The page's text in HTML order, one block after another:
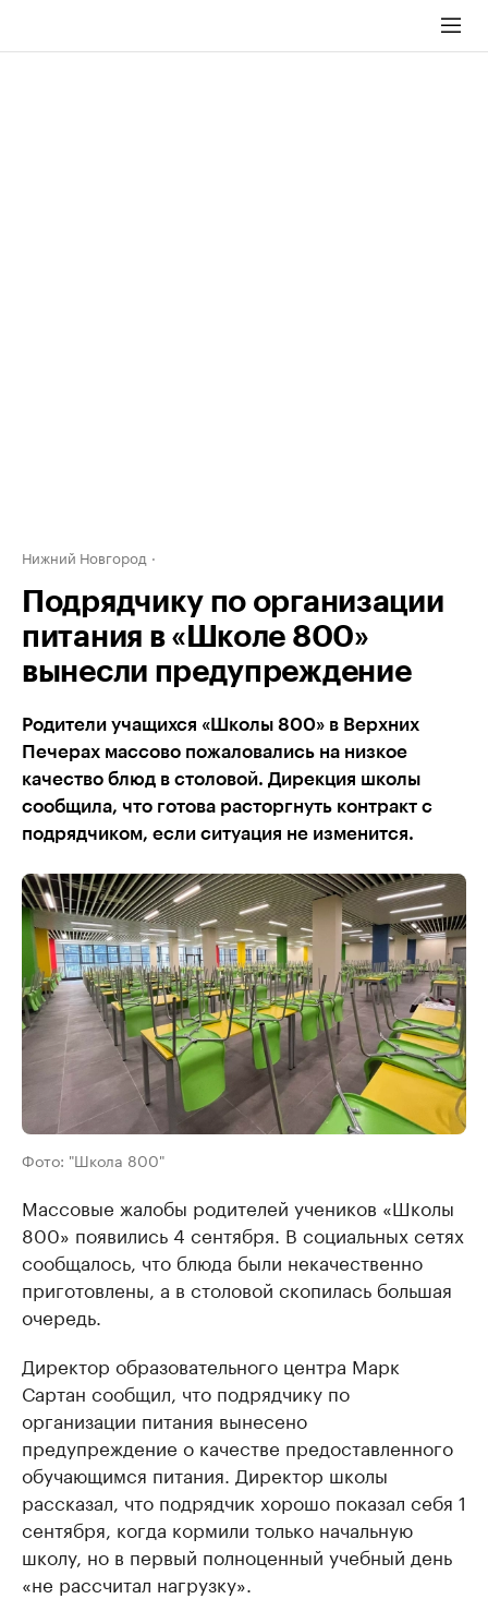
Нижний Новгород
Подрядчику по организации
питания в «Школе 800»
вынесли предупреждение
Родители учащихся «Школы 800» в Верхних
Печерах массово пожаловались на низкое
качество блюд в столовой. Дирекция школы
сообщила, что готова расторгнуть контракт с
подрядчиком, если ситуация не изменится.
Фото: "Школа 800"
Массовые жалобы родителей учеников «Школы
800» появились 4 сентября. В социальных сетях
сообщалось, что блюда были некачественно
приготовлены, а в столовой скопилась большая
очередь.
Директор образовательного центра Марк
Сартан сообщил, что подрядчику по
организации питания вынесено
предупреждение о качестве предоставленного
обучающимся питания. Директор школы
рассказал, что подрядчик хорошо показал себя 1
сентября, когда кормили только начальную
школу, но в первый полноценный учебный день
«не рассчитал нагрузку».